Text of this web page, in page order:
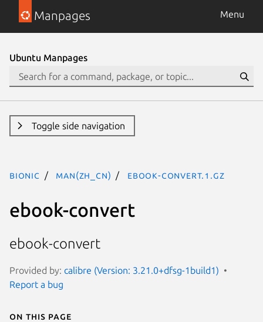
Manpages Menu
Ubuntu Manpages
Toggle side navigation
bionic man(zh_CN) ebook-convert.1.gz
ebook-convert
ebook-convert
Provided by: calibre (Version: 3.21.0+dfsg-1build1)
Report a bug
On this page